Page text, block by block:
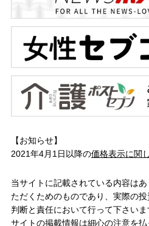
【お知らせ】
2021年4月1日以降の価格表示に関
当サイトに記載されている内容は
ただくためのものであり、実際の
判断と責任において行って下さい
サイトの掲載情報は細心の注意を